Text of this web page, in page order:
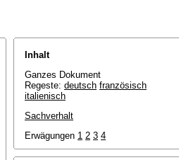
Inhalt
Ganzes Dokument
Regeste: deutsch französisch
italienisch
Sachverhalt
Erwägungen 1 2 3 4